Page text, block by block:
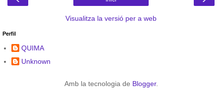
Visualitza la versió per a web
Perfil
QUIMA
Unknown
Amb la tecnologia de Blogger.